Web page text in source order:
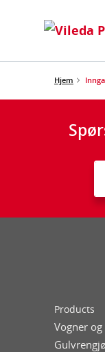
Hjem
Products
Vogner